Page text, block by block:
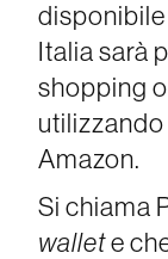
Italia sarà
shopping
Amazon.
Si chiama
wallete